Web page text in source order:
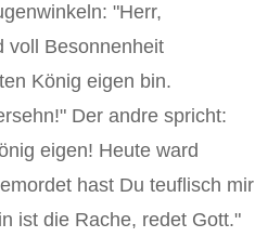
"Herr,
voll Besonnenheit
König eigen bin.
Der andre spricht:
eigen! Heute ward
hast Du teuflisch mir
ist die Rache, redet Gott."